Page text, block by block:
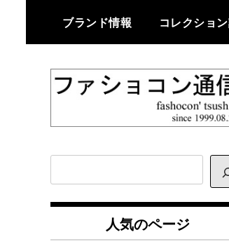
content
ブランド情報 コレクショ
ファショコン
信
ザイナーの観点からファッシ
とモードを分析するファッショ
イ
ト
人気のページ